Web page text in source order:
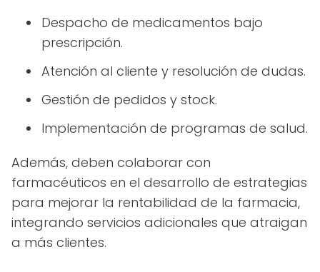
Despacho de medicamentos bajo
prescripción.
Atención al cliente y resolución de dudas.
Gestión de pedidos y stock.
Implementación de programas de salud.
Además, deben colaborar con
farmacéuticos en el desarrollo de estrategias
para mejorar la rentabilidad de la farmacia,
integrando servicios adicionales que atraigan
a más clientes.